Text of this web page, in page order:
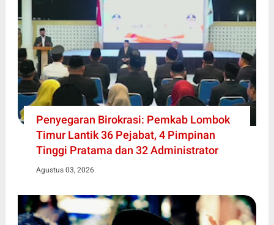
Penyegaran Birokrasi: Pemkab Lombok
Timur Lantik 36 Pejabat, 4 Pimpinan
Tinggi Pratama dan 32 Administrator
Agustus 03, 2026